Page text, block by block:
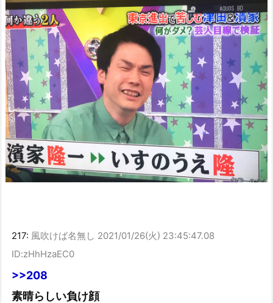
217: 風吹けば名無し 2021/01/26(火) 23:45:47.08
ID:zHhHzaEC0
>>208
素晴らしい負け顔